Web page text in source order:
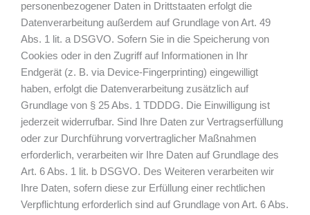
personenbezogener Daten in Drittstaaten erfolgt die
Datenverarbeitung außerdem auf Grundlage von Art. 49
Abs. 1 lit. a DSGVO. Sofern Sie in die Speicherung von
Cookies oder in den Zugriff auf Informationen in Ihr
Endgerät (z. B. via Device-Fingerprinting) eingewilligt
haben, erfolgt die Datenverarbeitung zusätzlich auf
Grundlage von § 25 Abs. 1 TDDDG. Die Einwilligung ist
jederzeit widerrufbar. Sind Ihre Daten zur Vertragserfüllung
oder zur Durchführung vorvertraglicher Maßnahmen
erforderlich, verarbeiten wir Ihre Daten auf Grundlage des
Art. 6 Abs. 1 lit. b DSGVO. Des Weiteren verarbeiten wir
Ihre Daten, sofern diese zur Erfüllung einer rechtlichen
Verpflichtung erforderlich sind auf Grundlage von Art. 6 Abs.